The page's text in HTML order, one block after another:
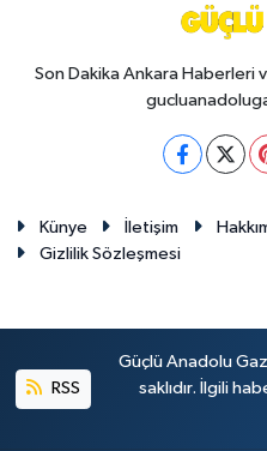
Son Dakika Ankara Haberleri
Künye İletişim
Gizlilik Sözleşmesi
RSS
Güçlü Anadolu
saklıdır. İlgili